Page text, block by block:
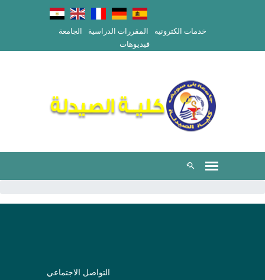
الجامعة المقررات الدراسية
خدمات الكترونيه
فيديوهات
التواصل الاجتماعي